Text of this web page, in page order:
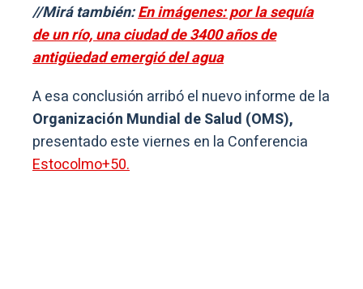
//Mirá también:En imágenes: por la sequía
de un río, una ciudad de 3400 años de
antigüedad emergió del agua
A esa conclusión arribó el nuevo informe de la
Organización Mundial de Salud (OMS),
presentado este viernes en la Conferencia
Estocolmo+50.